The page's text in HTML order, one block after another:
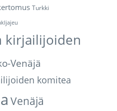
Turkki
kirjailijoiden
Venäjä
komitea
Venäjä